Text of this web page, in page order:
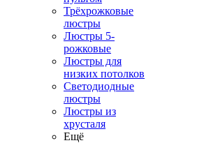
Трёхрожковые
люстры
Люстры 5-
рожковые
Люстры для
низких потолков
Cветодиодные
люстры
Люстры из
хрусталя
Ещё